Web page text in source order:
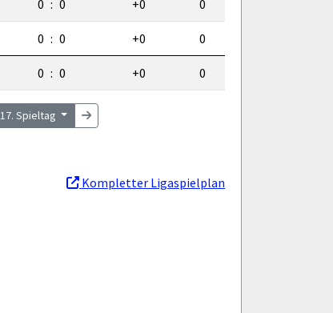
0 : 0 +0 0
0 : 0 +0 0
0 : 0 +0 0
17. Spieltag
Kompletter Ligaspielplan